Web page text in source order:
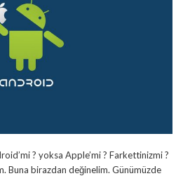
? yoksa Apple’mi ? Farkettinizmi ?
Buna birazdan değinelim. Günümüzde